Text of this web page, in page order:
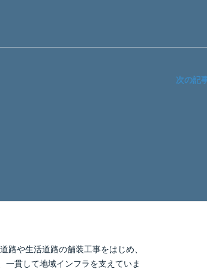
次の記
路や生活道路の舗装工事をはじめ、
一貫して地域インフラを支えていま